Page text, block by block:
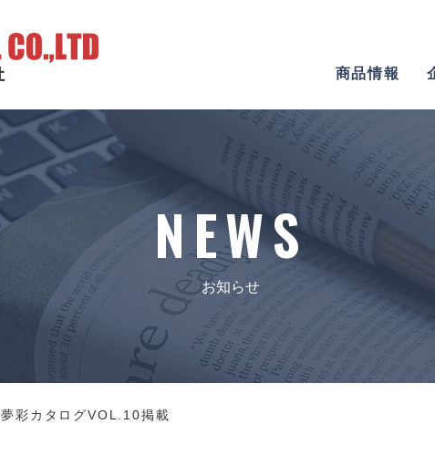
商品情報
NEWS
お知らせ
夢彩カタログVOL.10掲載